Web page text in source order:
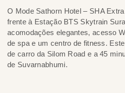
O Mode Sathorn Hotel – SHA
frente à Estação BTS Skytrain
acomodações elegantes, acesso
de spa e um centro de fitness.
de carro da Silom Road e a 45
de Suvarnabhumi.